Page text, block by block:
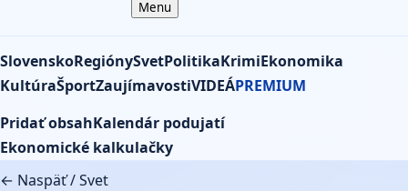
Menu
SlovenskoRegiónySvetPolitikaKrimiEkonomika
KultúraŠportZaujímavostiVIDEÁPREMIUM
Pridať obsahKalendár podujatí
Ekonomické kalkulačky
← Naspäť/Svet